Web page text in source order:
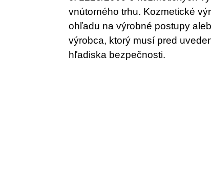
vnútorného trhu. Kozmetické
ohľadu na výrobné postupy
výrobca, ktorý musí pred
hľadiska bezpečnosti.